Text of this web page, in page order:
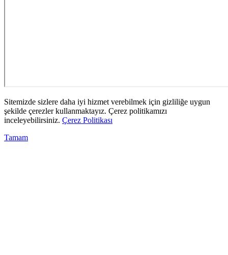
Sitemizde sizlere daha iyi hizmet verebilmek için gizliliğe uygun
şekilde çerezler kullanmaktayız. Çerez politikamızı
inceleyebilirsiniz. Çerez Politikası
Tamam